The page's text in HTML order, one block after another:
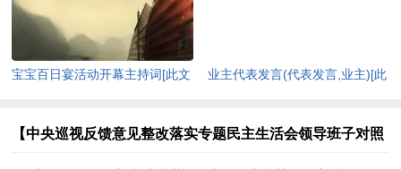
宝宝百日宴活动开幕主持词[此文
业主代表发言(代表发言,业主)[此
【中央巡视反馈意见整改落实专题民主生活会领导班子对照